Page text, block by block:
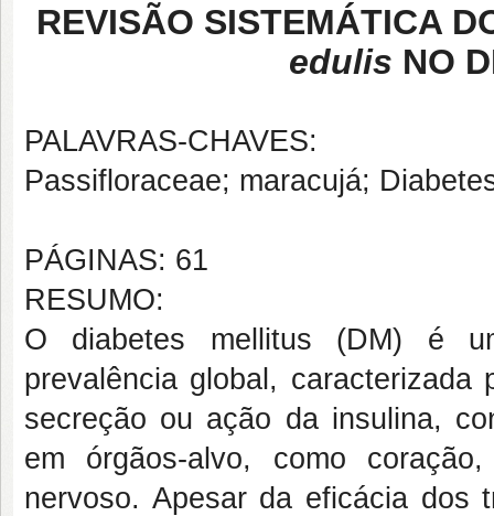
REVISÃO SISTEMÁTICA
edulis NO
PALAVRAS-CHAVES:
Passifloraceae; maracujá;
PÁGINAS: 61
RESUMO:
O diabetes mellitus (DM) é
prevalência global, caracterizada
secreção ou ação da insulina,
em órgãos-alvo, como
nervoso. Apesar da eficácia dos